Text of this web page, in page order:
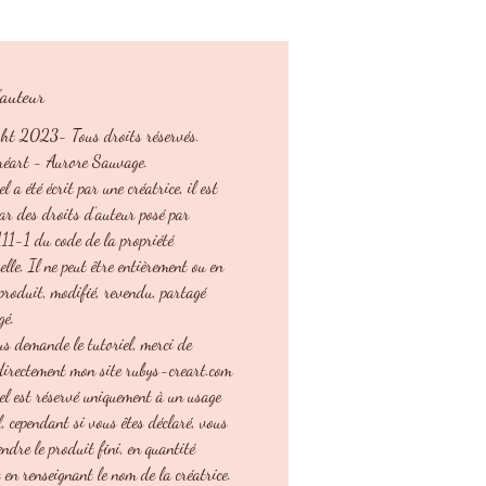
gaucher ou droitier, vous aurez dans
toutes les explications pas-à-pas écrites
de photos.
prendre du fil plus gros ou plus petit
faudra adapter le crochet à la grosseur
Seule la taille différera, l'aspect et la
identiques quelle que soit la grosseur
2023- Tous droits réservés.
- Aurore Sauvage.
a été écrit par une créatrice, il est
des droits d’auteur posé par
1 du code de la propriété
Il ne peut être entièrement ou en
modifié, revendu, partagé
demande le tutoriel, merci de
mon site rubys-creart.com
est réservé uniquement à un usage
cependant si vous êtes déclaré, vous
le produit fini, en quantité
renseignant le nom de la créatrice.